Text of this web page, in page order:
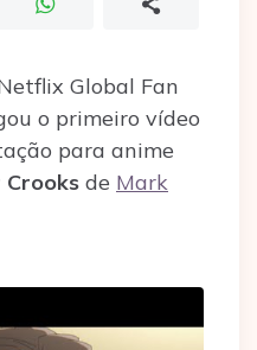
Global Fan
o primeiro vídeo
para anime
Crooks de Mark